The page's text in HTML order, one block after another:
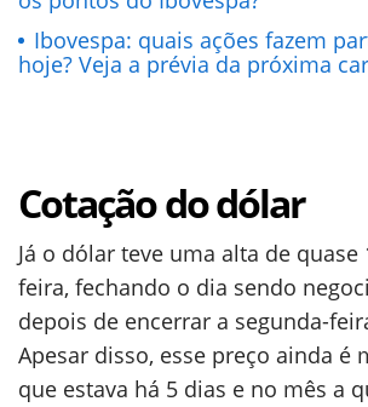
Ibovespa: quais ações fazem
hoje? Veja a prévia da próxima
Cotação do dólar
Já o dólar teve uma alta de quase
feira, fechando o dia sendo
depois de encerrar a segunda-
Apesar disso, esse preço ainda é
que estava há 5 dias e no mês a